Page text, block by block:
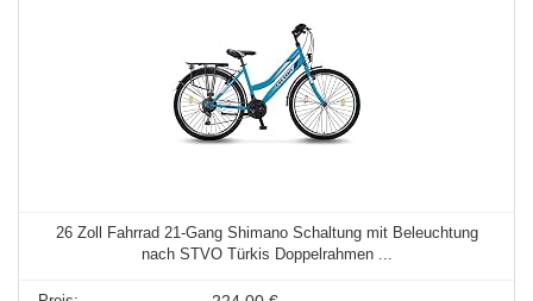
26 Zoll Fahrrad 21-Gang Shimano Schaltung mit Beleuchtung
nach STVO Türkis Doppelrahmen ...